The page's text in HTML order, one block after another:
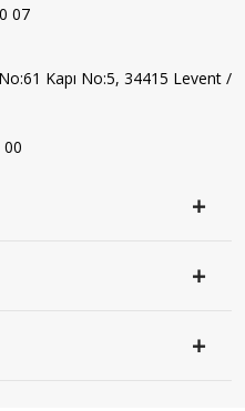
07
Kapı No:5, 34415 Levent /
00